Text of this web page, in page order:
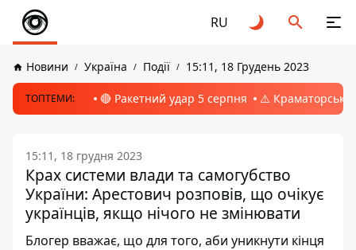
RU
Новини Україна Події 15:11, 18 Грудень 2023
ТОПТЕМИ: 🔴 Ракетний удар 5 серпня ⚠️ Краматорськ,
15:11, 18 грудня 2023
Крах системи влади та самогубство
України: Арестович розповів, що очікує
українців, якщо нічого не змінювати
Блогер вважає, що для того, аби уникнути кінця